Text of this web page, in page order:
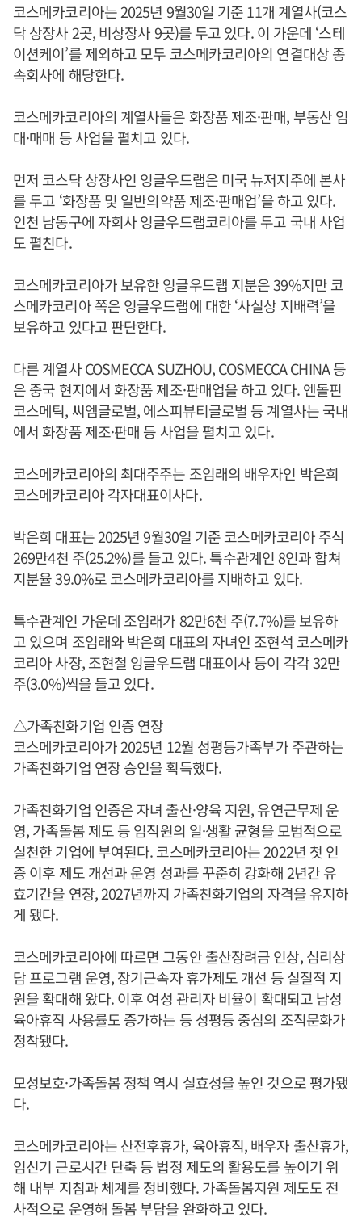
코스메카코리아는 2025년 9월30일 기준 11개 계열사(코스
닥 상장사 2곳, 비상장사 9곳)를 두고 있다. 이 가운데 ‘스테
이션케이’를 제외하고 모두 코스메카코리아의 연결대상 종
속회사에 해당한다.
코스메카코리아의 계열사들은 화장품 제조·판매, 부동산 임
대·매매 등 사업을 펼치고 있다.
먼저 코스닥 상장사인 잉글우드랩은 미국 뉴저지주에 본사
를 두고 ‘화장품 및 일반의약품 제조·판매업’을 하고 있다.
인천 남동구에 자회사 잉글우드랩코리아를 두고 국내 사업
도 펼친다.
코스메카코리아가 보유한 잉글우드랩 지분은 39%지만 코
스메카코리아 쪽은 잉글우드랩에 대한 ‘사실상 지배력’을
보유하고 있다고 판단한다.
다른 계열사 COSMECCA SUZHOU, COSMECCA CHINA 등
은 중국 현지에서 화장품 제조·판매업을 하고 있다. 엔돌핀
코스메틱, 씨엠글로벌, 에스피뷰티글로벌 등 계열사는 국내
에서 화장품 제조·판매 등 사업을 펼치고 있다.
코스메카코리아의 최대주주는 조임래의 배우자인 박은희
코스메카코리아 각자대표이사다.
박은희 대표는 2025년 9월30일 기준 코스메카코리아 주식
269만4천 주(25.2%)를 들고 있다. 특수관계인 8인과 합쳐
지분율 39.0%로 코스메카코리아를 지배하고 있다.
특수관계인 가운데 조임래가 82만6천 주(7.7%)를 보유하
고 있으며 조임래와 박은희 대표의 자녀인 조현석 코스메카
코리아 사장, 조현철 잉글우드랩 대표이사 등이 각각 32만
주(3.0%)씩을 들고 있다.
△가족친화기업 인증 연장
코스메카코리아가 2025년 12월 성평등가족부가 주관하는
가족친화기업 연장 승인을 획득했다.
가족친화기업 인증은 자녀 출산·양육 지원, 유연근무제 운
영, 가족돌봄 제도 등 임직원의 일·생활 균형을 모범적으로
실천한 기업에 부여된다. 코스메카코리아는 2022년 첫 인
증 이후 제도 개선과 운영 성과를 꾸준히 강화해 2년간 유
효기간을 연장, 2027년까지 가족친화기업의 자격을 유지하
게 됐다.
코스메카코리아에 따르면 그동안 출산장려금 인상, 심리상
담 프로그램 운영, 장기근속자 휴가제도 개선 등 실질적 지
원을 확대해 왔다. 이후 여성 관리자 비율이 확대되고 남성
육아휴직 사용률도 증가하는 등 성평등 중심의 조직문화가
정착됐다.
모성보호·가족돌봄 정책 역시 실효성을 높인 것으로 평가됐
다.
코스메카코리아는 산전후휴가, 육아휴직, 배우자 출산휴가,
임신기 근로시간 단축 등 법정 제도의 활용도를 높이기 위
해 내부 지침과 체계를 정비했다. 가족돌봄지원 제도도 전
사적으로 운영해 돌봄 부담을 완화하고 있다.